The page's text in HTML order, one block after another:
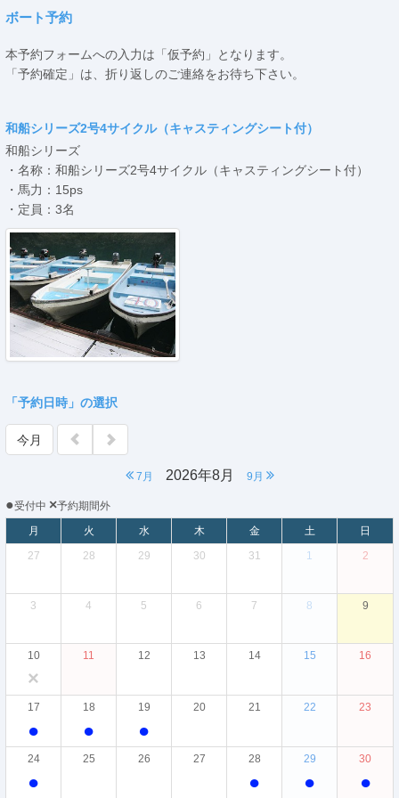
ボート予約
本予約フォームへの入力は「仮予約」となります。
「予約確定」は、折り返しのご連絡をお待ち下さい。
和船シリーズ2号4サイクル（キャスティングシート付）
和船シリーズ
・名称：和船シリーズ2号4サイクル（キャスティングシート付）
・馬力：15ps
・定員：3名
「予約日時」の選択
今月
7月 2026年8月 9月
●受付中 ×予約期間外
月
火 水 木 金 土
日
27
28 29 30 31 1 2
3 4 5 6 7 8 9
10
×
11 12 13 14 15 16
17
●
18
●
19
●
20 21 22 23
24
●
25 26 27 28
●
29
●
30
●